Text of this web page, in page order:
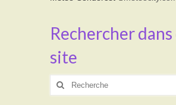
Rechercher dans
site
Rechercher